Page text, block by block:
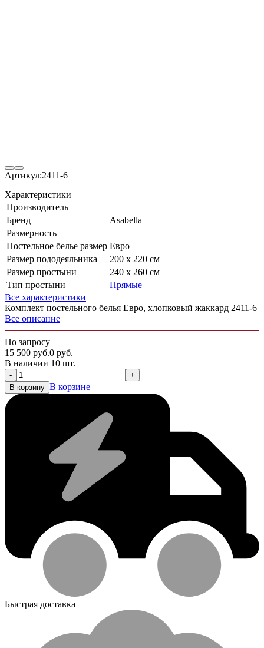
Артикул:2411-6
Характеристики
Производитель
Бренд
Asabella
Размерность
Постельное белье размер Евро
Размер пододеяльника
200 х 220 см
Размер простыни
240 х 260 см
Тип простыни
Прямые
Все характеристики
Комплект постельного белья Евро, хлопковый жаккард 2411-6
Все описание
По запросу
15 500 руб.0 руб.
В наличии 10 шт.
-
+
В корзину В корзине
Быстрая доставка